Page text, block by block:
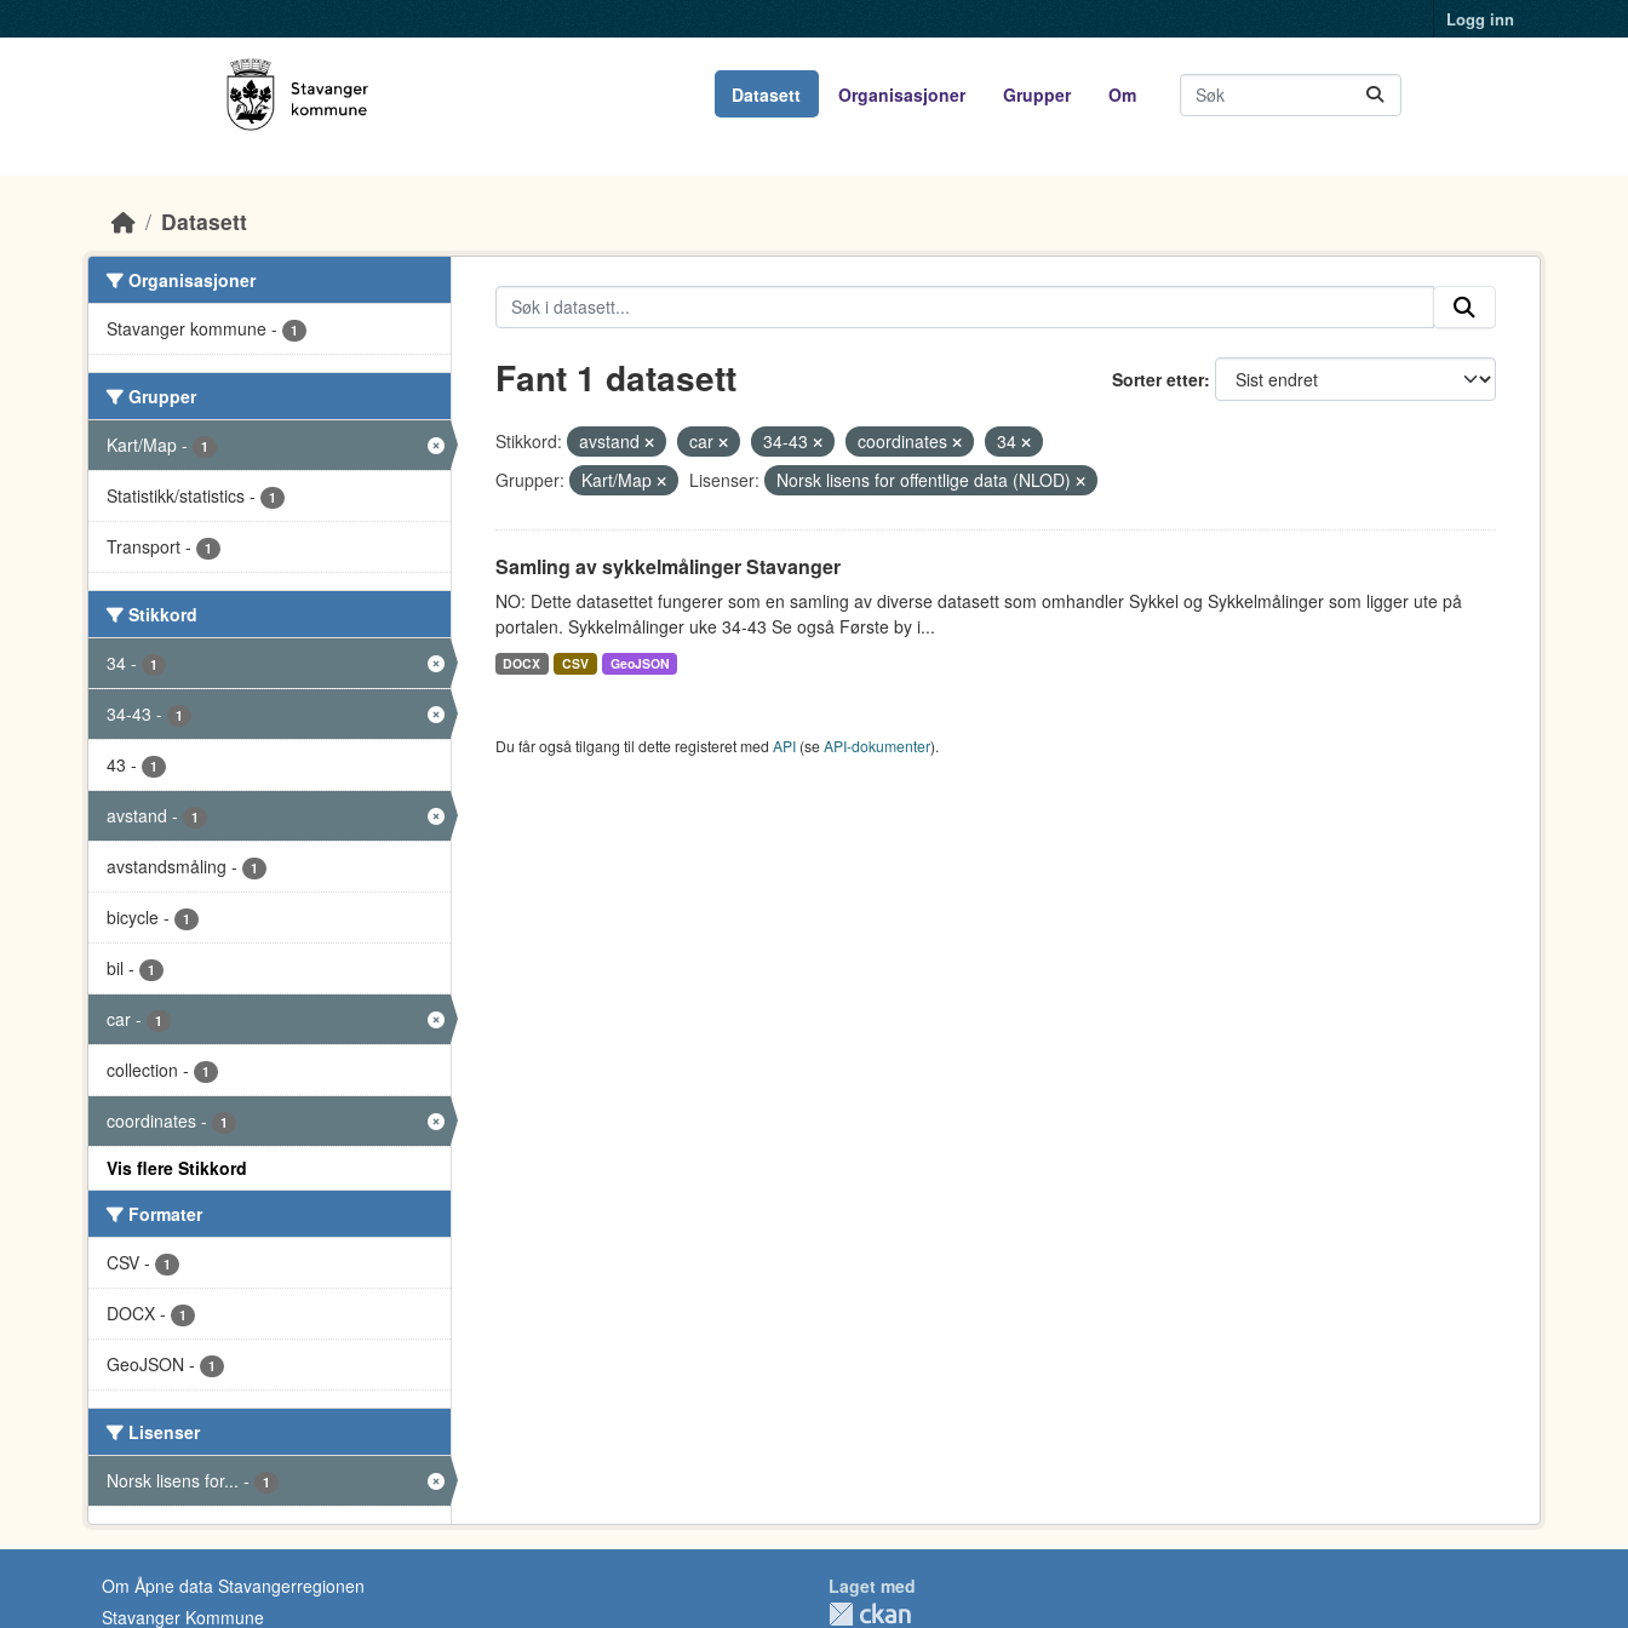
Logg inn
Datasett Organisasjoner Grupper Om
Datasett
Organisasjoner
Stavanger kommune - 1
Grupper
Kart/Map - 1
Statistikk/statistics - 1
Transport - 1
Stikkord
34 - 1
34-43 - 1
43 - 1
avstand - 1
avstandsmåling - 1
bicycle - 1
bil - 1
car - 1
collection - 1
coordinates - 1
Vis flere Stikkord
Formater
CSV - 1
DOCX - 1
GeoJSON - 1
Lisenser
Norsk lisens for... - 1
Sorter etter
Fant 1 datasett
Stikkord: avstand car 34-43 coordinates
34
Grupper:
Kart/Map Lisenser: Norsk lisens for offentlige data (NLOD)
Samling av sykkelmålinger Stavanger
NO: Dette datasettet fungerer som en samling av diverse datasett som omhandler Sykkel og Sykkelmålinger som ligger ute på
portalen. Sykkelmålinger uke 34-43 Se også Første by i...
DOCX CSV GeoJSON
Du får også tilgang til dette registeret med API(seAPI-dokumenter).
Om Åpne data Stavangerregionen
Stavanger Kommune
Laget med